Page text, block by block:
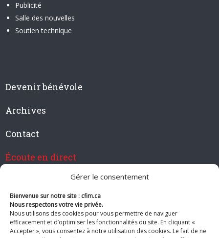
Gérer le consentement
Bienvenue sur notre site : cfim.ca
Nous respectons votre vie privée.
Nous utilisons des cookies pour vous permettre de naviguer
efficacement et d’optimiser les fonctionnalités du site. En cliquant «
Accepter », vous consentez à notre utilisation des cookies. Le fait de ne
Publicité
Salle des nouvelles
Soutien technique
Devenir bénévole
Archives
Contact
Écoute en direct
Devenir membre de CFIM